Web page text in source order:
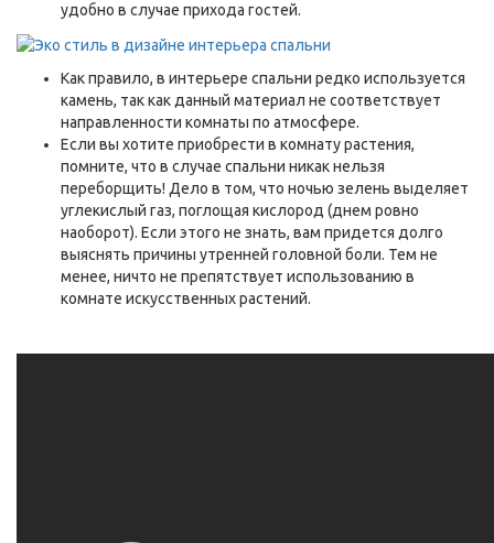
удобно в случае прихода гостей.
Как правило, в интерьере спальни редко используется
камень, так как данный материал не соответствует
направленности комнаты по атмосфере.
Если вы хотите приобрести в комнату растения,
помните, что в случае спальни никак нельзя
переборщить! Дело в том, что ночью зелень выделяет
углекислый газ, поглощая кислород (днем ровно
наоборот). Если этого не знать, вам придется долго
выяснять причины утренней головной боли. Тем не
менее, ничто не препятствует использованию в
комнате искусственных растений.